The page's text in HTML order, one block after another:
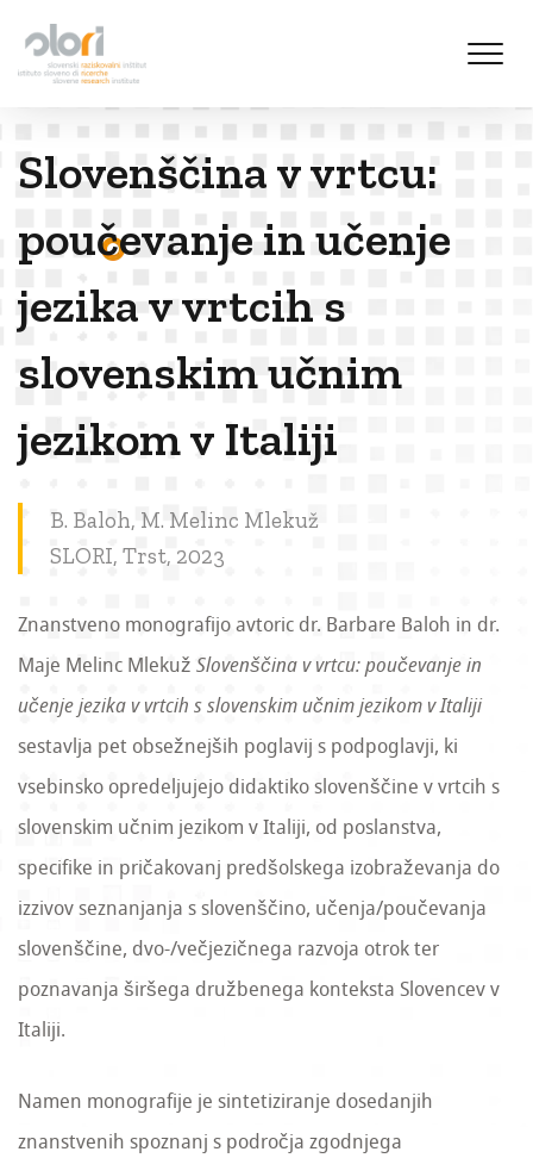
Slovenščina v vrtcu:
poučevanje in učenje
jezika v vrtcih s
slovenskim učnim
jezikom v Italiji
B. Baloh, M. Melinc Mlekuž
SLORI, Trst, 2023
Znanstveno monografijo avtoric dr. Barbare Baloh in dr.
Maje Melinc Mlekuž Slovenščina v vrtcu: poučevanje in
učenje jezika v vrtcih s slovenskim učnim jezikom v Italiji
sestavlja pet obsežnejših poglavij s podpoglavji, ki
vsebinsko opredeljujejo didaktiko slovenščine v vrtcih s
slovenskim učnim jezikom v Italiji, od poslanstva,
specifike in pričakovanj predšolskega izobraževanja do
izzivov seznanjanja s slovenščino, učenja/poučevanja
slovenščine, dvo-/večjezičnega razvoja otrok ter
poznavanja širšega družbenega konteksta Slovencev v
Italiji.
Namen monografije je sintetiziranje dosedanjih
znanstvenih spoznanj s področja zgodnjega